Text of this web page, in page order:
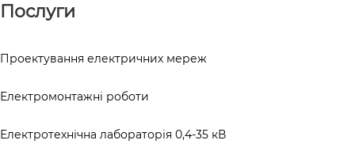
Послуги
Проектування електричних мереж
Електромонтажні роботи
Електротехнічна лабораторія 0,4-35 кВ